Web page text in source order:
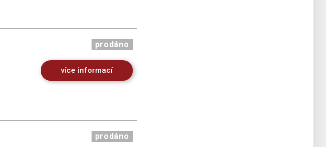
prodáno
více informací
prodáno